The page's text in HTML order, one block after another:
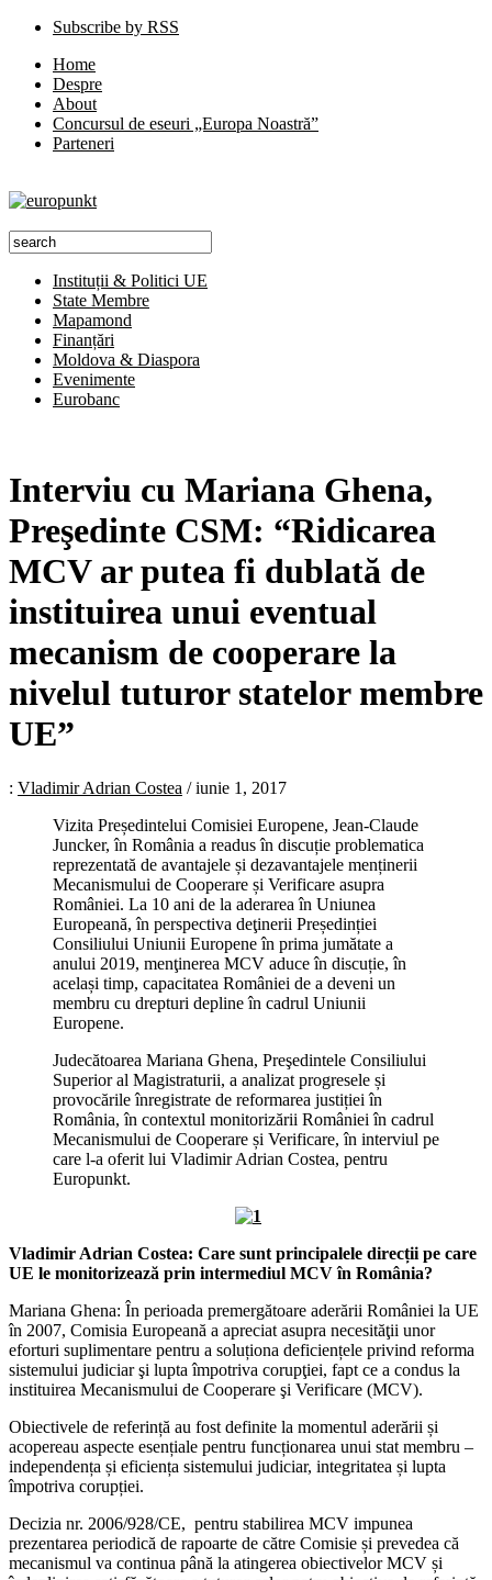
Subscribe by RSS
Home
Despre
About
Concursul de eseuri „Europa Noastră”
Parteneri
Instituții & Politici UE
State Membre
Mapamond
Finanțări
Moldova & Diaspora
Evenimente
Eurobanc
Interviu cu Mariana Ghena,
Preşedinte CSM: “Ridicarea
MCV ar putea fi dublată de
instituirea unui eventual
mecanism de cooperare la
nivelul tuturor statelor membre
UE”
: Vladimir Adrian Costea /iunie 1, 2017
Vizita Președintelui Comisiei Europene, Jean-Claude
Juncker, în România a readus în discuție problematica
reprezentată de avantajele și dezavantajele menținerii
Mecanismului de Cooperare și Verificare asupra
României. La 10 ani de la aderarea în Uniunea
Europeană, în perspectiva deţinerii Președinției
Consiliului Uniunii Europene în prima jumătate a
anului 2019, menţinerea MCV aduce în discuție, în
același timp, capacitatea României de a deveni un
membru cu drepturi depline în cadrul Uniunii
Europene.
Judecătoarea Mariana Ghena, Preşedintele Consiliului
Superior al Magistraturii, a analizat progresele și
provocările înregistrate de reformarea justiției în
România, în contextul monitorizării României în cadrul
Mecanismului de Cooperare și Verificare, în interviul pe
care l-a oferit lui Vladimir Adrian Costea, pentru
Europunkt.
Vladimir Adrian Costea: Care sunt principalele direcții pe care
UE le monitorizează prin intermediul MCV în România?
Mariana Ghena: În perioada premergătoare aderării României la UE
în 2007, Comisia Europeană a apreciat asupra necesităţii unor
eforturi suplimentare pentru a soluționa deficiențele privind reforma
sistemului judiciar şi lupta împotriva corupţiei, fapt ce a condus la
instituirea Mecanismului de Cooperare şi Verificare (MCV).
Obiectivele de referință au fost definite la momentul aderării și
acopereau aspecte esențiale pentru funcționarea unui stat membru –
independența și eficiența sistemului judiciar, integritatea și lupta
împotriva corupției.
Decizia nr. 2006/928/CE, pentru stabilirea MCV impunea
prezentarea periodică de rapoarte de către Comisie și prevedea că
mecanismul va continua până la atingerea obiectivelor MCV și